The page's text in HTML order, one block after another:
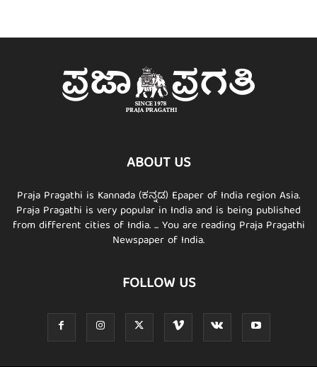
ABOUT US
Praja Pragathi is Kannada (ಕನ್ನಡ) Epaper of India region Asia.
Praja Pragathi is very popular in India and is being published
from different cities of India. ... You are reading Praja Pragathi
Newspaper of India.
FOLLOW US